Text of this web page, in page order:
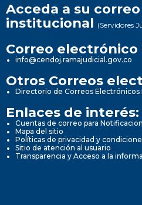
Acceda a su
institucional (Servidores
Correo
info@cendoj.ramajudicial.gov.co
Otros Correos
Directorio de Correos Electrónicos
Enlaces de interés:
Cuentas de correo para
Mapa del sitio
Políticas de privacidad y
Sitio de atención al usuario
Transparencia y Acceso a la